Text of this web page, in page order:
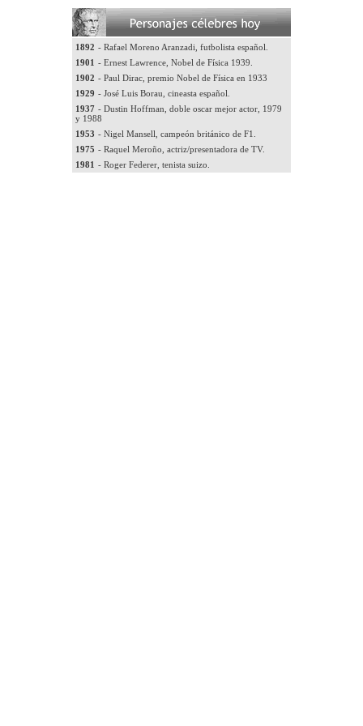
1892 - Rafael Moreno Aranzadi, futbolista español.
1901 - Ernest Lawrence, Nobel de Física 1939.
1902 - Paul Dirac, premio Nobel de Física en 1933
1929 - José Luis Borau, cineasta español.
1937 - Dustin Hoffman, doble oscar mejor actor, 1979
y 1988
1953 - Nigel Mansell, campeón británico de F1.
1975 - Raquel Meroño, actriz/presentadora de TV.
1981 - Roger Federer, tenista suizo.